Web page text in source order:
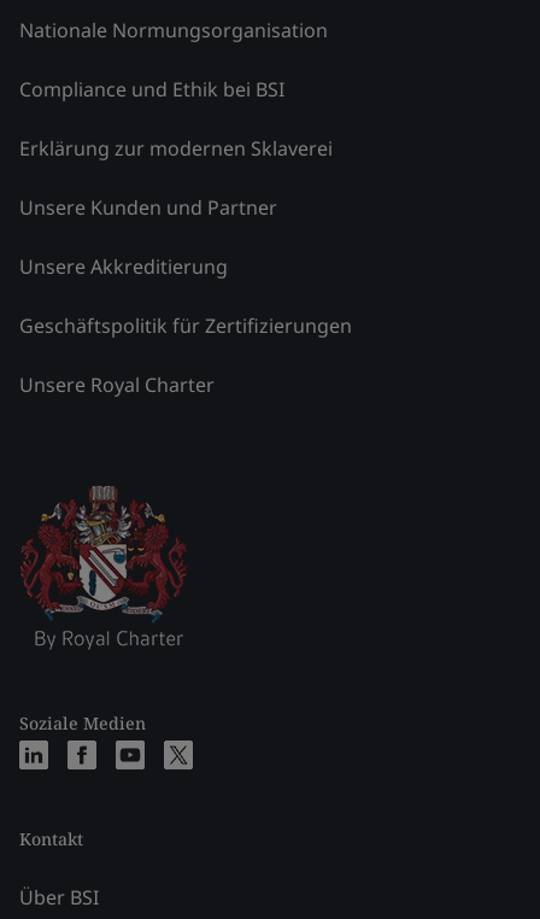
Nationale Normungsorganisation
Compliance und Ethik bei BSI
Erklärung zur modernen Sklaverei
Unsere Kunden und Partner
Unsere Akkreditierung
Geschäftspolitik für Zertifizierungen
Unsere Royal Charter
Soziale Medien
Kontakt
Über BSI